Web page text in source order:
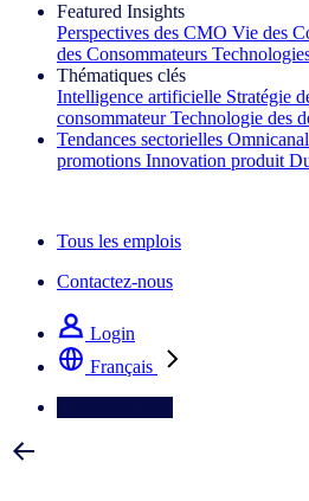
Featured Insights
Perspectives des CMO Vie des
des Consommateurs
Thématiques clés
Intelligence artificielle Stratégie
consommateur Technologie des
Tendances sectorielles
promotions Innovation produit
Tous les emplois
Contactez-nous
Login
Français